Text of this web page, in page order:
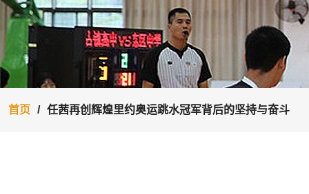
首页 任茜再创辉煌里约奥运跳水冠军背后的坚持与奋斗